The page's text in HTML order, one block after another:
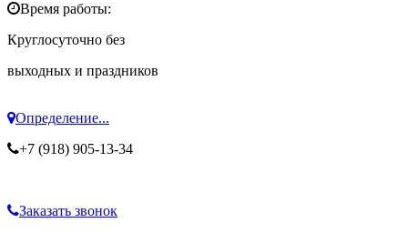
Время работы:
Круглосуточно без
выходных и праздников
Определение...
+7 (918) 905-13-34
Заказать звонок